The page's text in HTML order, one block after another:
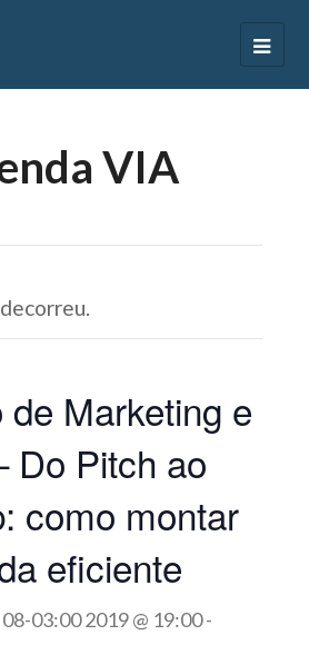
VIA
de Marketing e
Do Pitch ao
como montar
eficiente
03:00 2019 @ 19:00-